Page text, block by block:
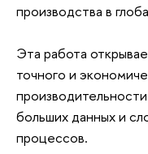
производства в
Эта работа
точного и
больших данных и
процессов.